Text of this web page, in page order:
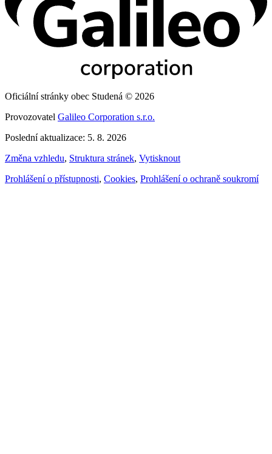
Oficiální stránky obec Studená © 2026
Provozovatel Galileo Corporation s.r.o.
Poslední aktualizace: 5. 8. 2026
Změna vzhledu, Struktura stránek, Vytisknout
Prohlášení o přístupnosti, Cookies, Prohlášení o ochraně soukromí